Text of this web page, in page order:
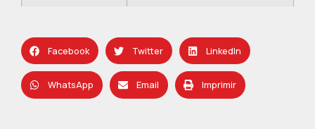
Facebook Twitter LinkedIn
WhatsApp Email Imprimir